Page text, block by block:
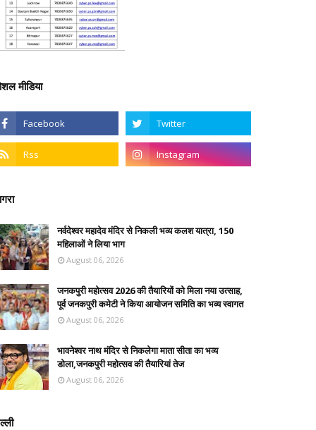
मीडिया
नर्वदेश्वर महादेव मंदिर से निकली भव्य कलश यात्रा, 150
महिलाओं ने लिया भाग
August 06, 2026
जनकपुरी महोत्सव 2026 की तैयारियों को मिला नया उत्साह,
पूर्व जनकपुरी कमेटी ने किया आयोजन समिति का भव्य स्वागत
August 06, 2026
भावनेश्वर नाथ मंदिर से निकलेगा माता सीता का भव्य
डोला,जनकपुरी महोत्सव की तैयारियां तेज
August 06, 2026